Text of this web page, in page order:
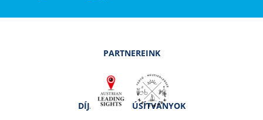
PARTNEREINK
DÍJAK ÉS TANÚSÍTVÁNYOK